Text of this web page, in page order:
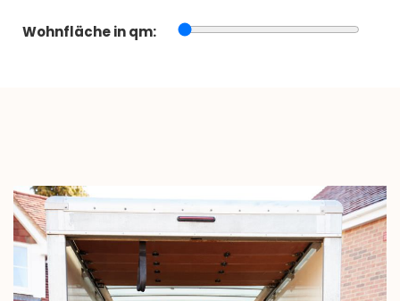
Wohnfläche in qm: